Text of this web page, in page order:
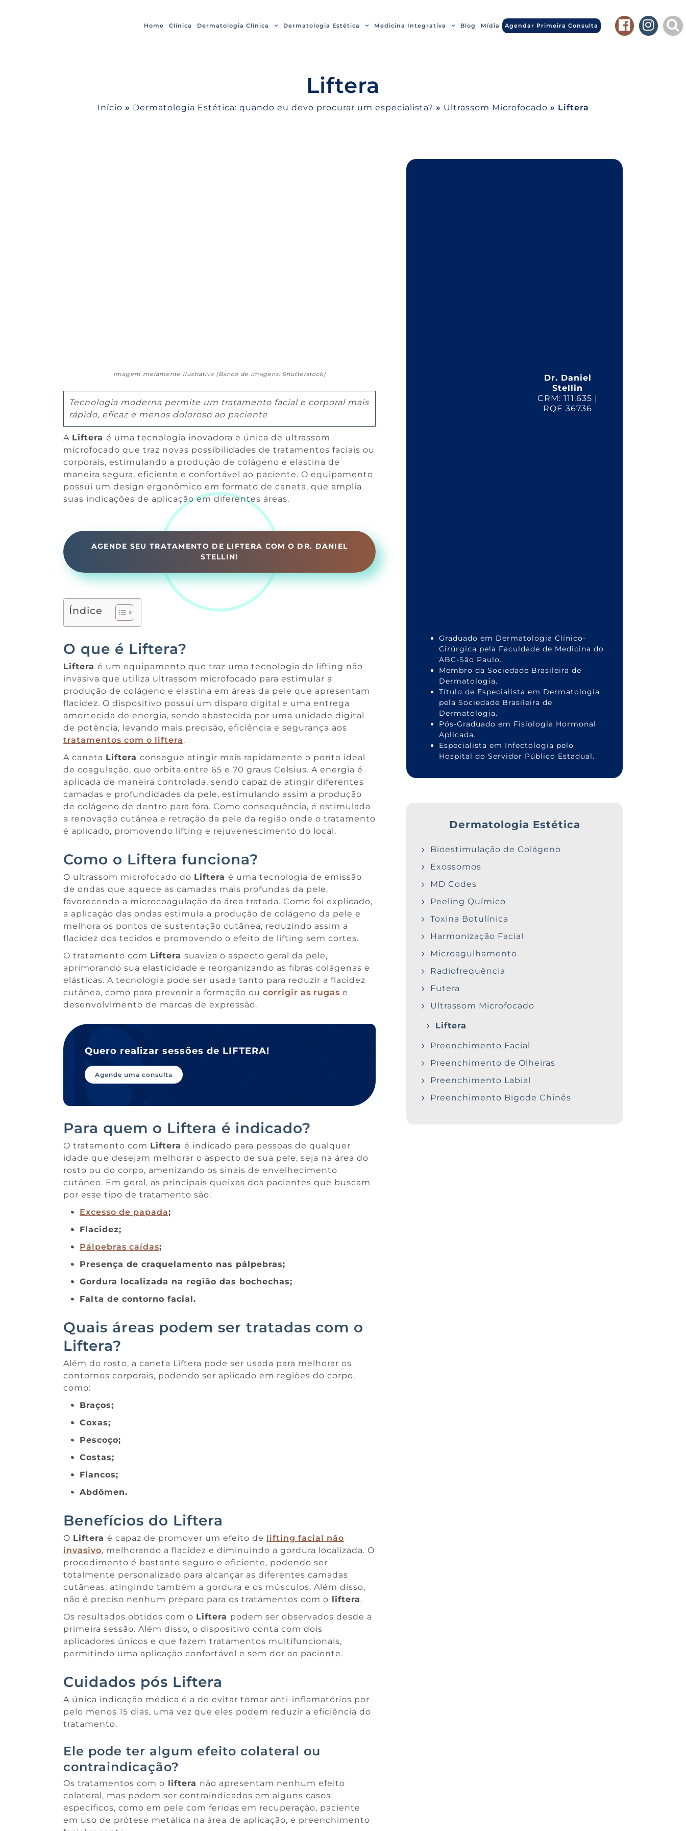
Home Clínica Dermatologia Clínica Dermatologia Estética Medicina Integrativa Blog Mídia Agendar Primeira Consulta
Liftera
Início » Dermatologia Estética: quando eu devo procurar um especialista? » Ultrassom Microfocado » Liftera
Imagem meramente ilustrativa (Banco de imagens: Shutterstock)
Tecnologia moderna permite um tratamento facial e corporal mais
rápido, eficaz e menos doloroso ao paciente
A Liftera é uma tecnologia inovadora e única de ultrassom
microfocado que traz novas possibilidades de tratamentos faciais ou
corporais, estimulando a produção de colágeno e elastina de
maneira segura, eficiente e confortável ao paciente. O equipamento
possui um design ergonômico em formato de caneta, que amplia
suas indicações de aplicação em diferentes áreas.
AGENDE SEU TRATAMENTO DE LIFTERA COM O DR. DANIEL
STELLIN!
Índice
O que é Liftera?
Liftera é um equipamento que traz uma tecnologia de lifting não
invasiva que utiliza ultrassom microfocado para estimular a
produção de colágeno e elastina em áreas da pele que apresentam
flacidez. O dispositivo possui um disparo digital e uma entrega
amortecida de energia, sendo abastecida por uma unidade digital
de potência, levando mais precisão, eficiência e segurança aos
tratamentos com o liftera.
A caneta Liftera consegue atingir mais rapidamente o ponto ideal
de coagulação, que orbita entre 65 e 70 graus Celsius. A energia é
aplicada de maneira controlada, sendo capaz de atingir diferentes
camadas e profundidades da pele, estimulando assim a produção
de colágeno de dentro para fora. Como consequência, é estimulada
a renovação cutânea e retração da pele da região onde o tratamento
é aplicado, promovendo lifting e rejuvenescimento do local.
Como o Liftera funciona?
O ultrassom microfocado do Liftera é uma tecnologia de emissão
de ondas que aquece as camadas mais profundas da pele,
favorecendo a microcoagulação da área tratada. Como foi explicado,
a aplicação das ondas estimula a produção de colágeno da pele e
melhora os pontos de sustentação cutânea, reduzindo assim a
flacidez dos tecidos e promovendo o efeito de lifting sem cortes.
O tratamento com Liftera suaviza o aspecto geral da pele,
aprimorando sua elasticidade e reorganizando as fibras colágenas e
elásticas. A tecnologia pode ser usada tanto para reduzir a flacidez
cutânea, como para prevenir a formação ou corrigir as rugas e
desenvolvimento de marcas de expressão.
Quero realizar sessões de LIFTERA!
Agende uma consulta
Para quem o Liftera é indicado?
O tratamento com Liftera é indicado para pessoas de qualquer
idade que desejam melhorar o aspecto de sua pele, seja na área do
rosto ou do corpo, amenizando os sinais de envelhecimento
cutâneo. Em geral, as principais queixas dos pacientes que buscam
por esse tipo de tratamento são:
Excesso de papada;
Flacidez;
Pálpebras caídas;
Presença de craquelamento nas pálpebras;
Gordura localizada na região das bochechas;
Falta de contorno facial.
Quais áreas podem ser tratadas com o
Liftera?
Além do rosto, a caneta Liftera pode ser usada para melhorar os
contornos corporais, podendo ser aplicado em regiões do corpo,
como:
Braços;
Coxas;
Pescoço;
Costas;
Flancos;
Abdômen.
Benefícios do Liftera
O Liftera é capaz de promover um efeito de
lifting facial não
invasivo, melhorando a flacidez e diminuindo a gordura localizada. O
procedimento é bastante seguro e eficiente, podendo ser
totalmente personalizado para alcançar as diferentes camadas
cutâneas, atingindo também a gordura e os músculos. Além disso,
não é preciso nenhum preparo para os tratamentos com o liftera.
Os resultados obtidos com o Liftera podem ser observados desde a
primeira sessão. Além disso, o dispositivo conta com dois
aplicadores únicos e que fazem tratamentos multifuncionais,
permitindo uma aplicação confortável e sem dor ao paciente.
Cuidados pós Liftera
A única indicação médica é a de evitar tomar anti-inflamatórios por
pelo menos 15 dias, uma vez que eles podem reduzir a eficiência do
tratamento.
Ele pode ter algum efeito colateral ou
contraindicação?
Os tratamentos com o liftera não apresentam nenhum efeito
colateral, mas podem ser contraindicados em alguns casos
específicos, como em pele com feridas em recuperação, paciente
em uso de prótese metálica na área de aplicação, e preenchimento
Dr. Daniel
Stellin
CRM: 111.635 |
RQE 36736
Graduado em Dermatologia Clínico-
Cirúrgica pela Faculdade de Medicina do
ABC-São Paulo.
Membro da Sociedade Brasileira de
Dermatologia.
Título de Especialista em Dermatologia
pela Sociedade Brasileira de
Dermatologia.
Pós-Graduado em Fisiologia Hormonal
Aplicada.
Especialista em Infectologia pelo
Hospital do Servidor Público Estadual.
Dermatologia Estética
Bioestimulação de Colágeno
Exossomos
MD Codes
Peeling Químico
Toxina Botulínica
Harmonização Facial
Microagulhamento
Radiofrequência
Futera
Ultrassom Microfocado
Liftera
Preenchimento Facial
Preenchimento de Olheiras
Preenchimento Labial
Preenchimento Bigode Chinês